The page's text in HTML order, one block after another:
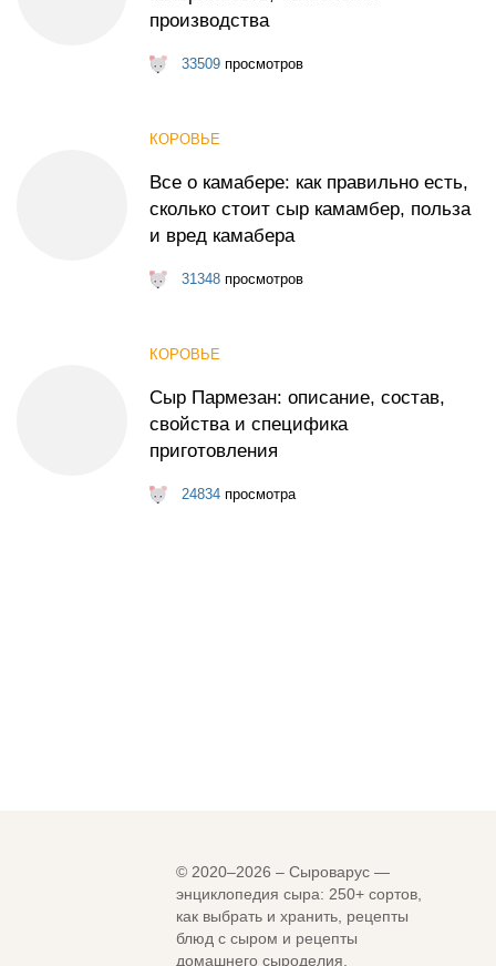
производства
33509 просмотров
КОРОВЬЕ
Все о камабере: как правильно есть,
сколько стоит сыр камамбер, польза
и вред камабера
31348 просмотров
КОРОВЬЕ
Сыр Пармезан: описание, состав,
свойства и специфика
приготовления
24834 просмотра
© 2020–2026 – Сыроварус —
энциклопедия сыра: 250+ сортов,
как выбрать и хранить, рецепты
блюд с сыром и рецепты
домашнего сыроделия.